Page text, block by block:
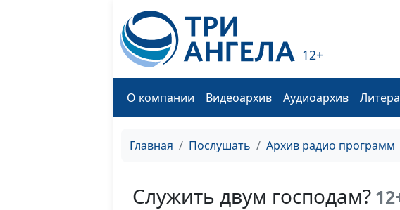
12+
О компании Видеоархив Аудиоархив
Главная Послушать Архив радио программ
Служить двум господам?